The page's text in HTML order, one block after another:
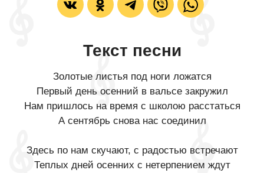
Текст песни
Золотые листья под ноги ложатся
Первый день осенний в вальсе закружил
Нам пришлось на время с школою расстаться
А сентябрь снова нас соединил
Здесь по нам скучают, с радостью встречают
Теплых дней осенних с нетерпением ждут